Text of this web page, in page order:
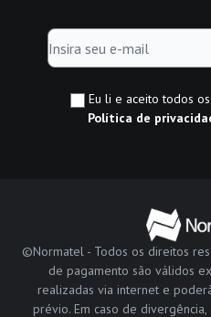
Eu li e aceito todos
Política de
©Normatel - Todos os direitos
de pagamento são válidos
realizadas via internet e
prévio. Em caso de